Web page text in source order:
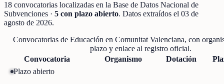
18 convocatorias localizadas en la Base de Datos Nacional de
Subvenciones · 5 con plazo abierto. Datos extraídos el 03 de
agosto de 2026.
Convocatorias de Educación en Comunitat Valenciana, con
plazo y enlace al registro oficial.
Convocatoria
Organismo Dotación
Plazo abierto